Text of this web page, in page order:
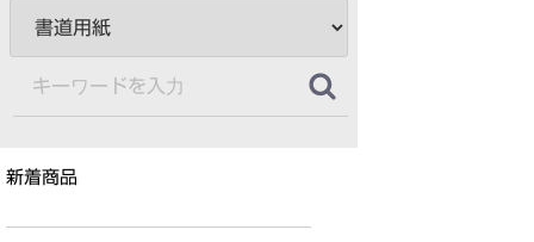
新着商品